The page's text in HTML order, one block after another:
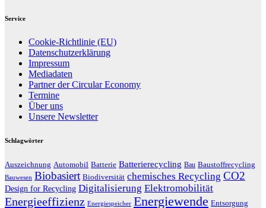
Service
Cookie-Richtlinie (EU)
Datenschutzerklärung
Impressum
Mediadaten
Partner der Circular Economy
Termine
Über uns
Unsere Newsletter
Schlagwörter
Auszeichnung Automobil Batterie Batterierecycling Bau Baustoffrecycling
Bauwesen Biobasiert Biodiversität chemisches Recycling CO2
Design for Recycling Digitalisierung Elektromobilität
Energieeffizienz Energiespeicher Energiewende Entsorgung